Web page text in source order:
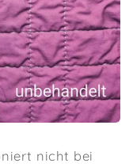
nicht bei